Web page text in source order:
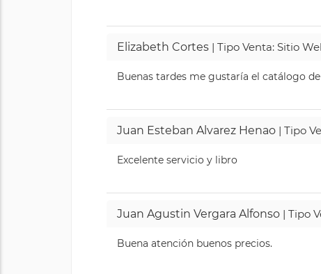
Elizabeth Cortes | Tipo Venta: Sitio
Buenas tardes me gustaría el catálogo
Juan Esteban Alvarez Henao | Tipo
Excelente servicio y libro
Juan Agustin Vergara Alfonso | Tipo
Buena atención buenos precios.